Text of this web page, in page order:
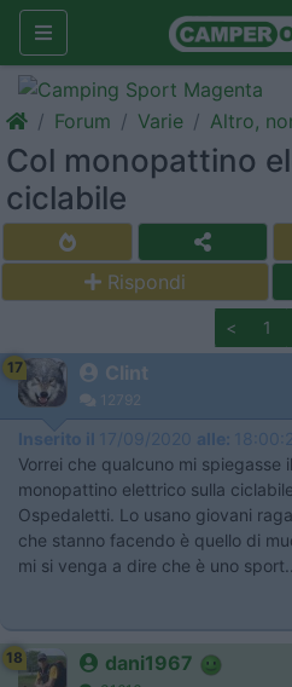
Forum Varie Altro,
Col monopattino
ciclabile
Rispondi
< 1
17 Clint
12792
Inserito il 17/09/2020 alle:
Vorrei che qualcuno mi spiegasse
monopattino elettrico sulla
Ospedaletti. Lo usano giovani
che stanno facendo è quello di
mi si venga a dire che è uno
18 dani1967